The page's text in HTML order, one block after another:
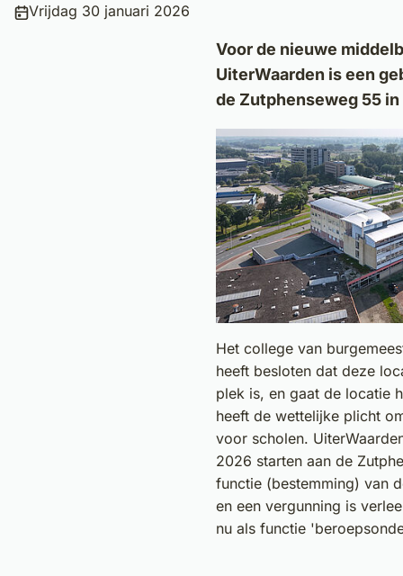
Publicatiedatum:
Vrijdag 30 januari 2026
Voor de nieuwe
UiterWaarden is een
de Zutphenseweg 55
Het college van
heeft besloten dat deze
plek is, en gaat de locatie
heeft de wettelijke plicht
voor scholen.
2026 starten aan de
functie (bestemming) van
en een vergunning is
nu als functie